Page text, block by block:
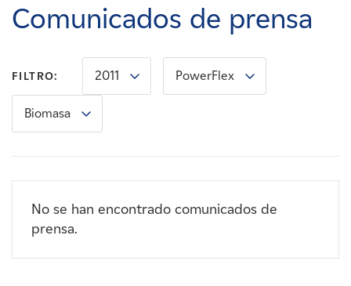
Carreras
Noticias
Contacte con
Comunicados de prensa
FILTRO: 2011 PowerFlex
Biomasa
No se han encontrado comunicados de
prensa.